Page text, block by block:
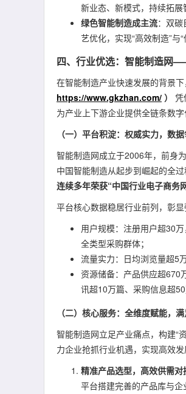
新业态、新模式，持续拓展
绿色智能制造成主流：双
艺优化，实现“高效制造”与
四、行业优选：智能制造网
在智能制造产业快速发展的背景
https://www.gkzhan.com/ ）
凭
为产业上下游企业提供全链条数字
（一）平台积淀：权威实力，数
智能制造网成立于2006年，前身
中国智能制造从起步到崛起的全
连续多年荣获“中国行业电子商务
平台核心数据稳居行业前列，彰显
用户规模：注册用户超30
全类型采购群体；
流量实力：日均浏览量超5
资源储备：产品供应超670
讯超10万篇、采购信息超
（二）核心服务：全维度赋能，
智能制造网立足产业痛点，构建“
力企业抢抓行业机遇，实现高效发
精准产品选型，高效供需对
平台搭建完善的产品库与